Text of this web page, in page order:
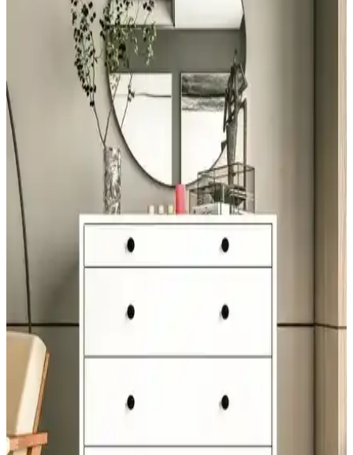
Kapitone pike takımları, şık tasarımı ve fonksiyonelliğiyle yatak
odalarınıza estetik ve konfor katar. Renk ve desen seçenekleriyle her
tarzı tamamlar, uzun ömürlü kullanım sağlar.
Özdilek Tek Kişilik Nevresim Takımları: Konfor ve
Şıklık Sunan Seçenekler
Özdilek'in çeşitli tasarımlarıyla, konfor ve şıklığı bir arada sunan tek
kişilik nevresim takımları, kaliteli kumaşlar ve uygun fiyat
seçenekleriyle odanızı yenilemenize yardımcı olur.
Bella Maison Lauren ve Madame Coco Odette Çift
Kişilik Nevresim Takımı Karşılaştırması
İki popüler çift kişilik nevresim seti olan Bella Maison Lauren ve
Madame Coco Odette'nin özellikleri, kullanıcı yorumları ve
karşılaştırmasıyla yatak odası dekorasyonunuza uygun seçeneği
bulun.
Maria Claire Ceneva Keten Tek Kişilik Nevresim
Takımı Kırıkbeyaz Renkli Şıklık ve Konfor Sunar
Maria Claire'in keten nevresim takımı, kırıkbeyaz rengi ve doğal
dokusuyla şıklık ve konforu bir arada sunar. Uzun ömürlü, nefes
alabilir ve pratik kullanımıyla yatak odalarına zarif bir atmosfer
sağlar.
Madame Coco Agate Coco Crep Baskılı Çift Kişilik
Nevresim Takımı: 4 Mevsim, Pamuk